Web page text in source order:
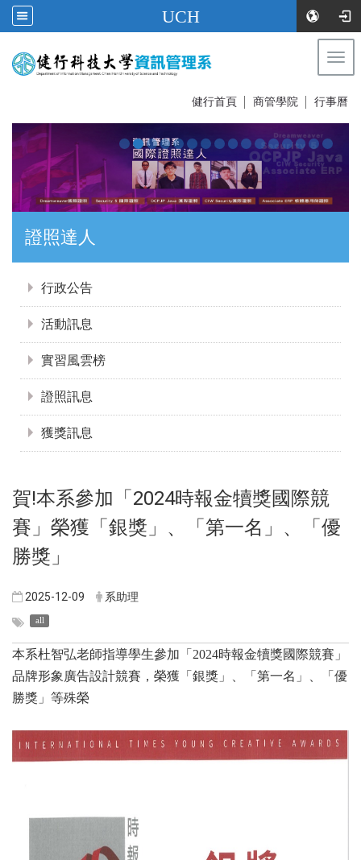
UCH
健行首頁 商管學院 行事曆
證照達人
行政公告
活動訊息
實習風雲榜
證照訊息
獲獎訊息
賀!本系參加「2024時報金犢獎國際競
賽」榮獲「銀獎」、「第一名」、「優
勝獎」
2025-12-09 系助理
all
本系杜智弘老師指導學生參加「2024時報金犢獎國際競賽」
品牌形象廣告設計競賽，榮獲「銀獎」、「第一名」、「優
勝獎」等殊榮